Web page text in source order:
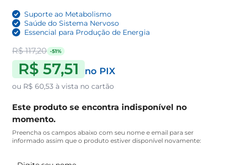
Suporte ao Metabolismo
Saúde do Sistema Nervoso
Essencial para Produção de Energia
R$ 117,20 -51%
R$ 57,51 no PIX
ou R$ 60,53 à vista no cartão
Este produto se encontra indisponível no
momento.
Preencha os campos abaixo com seu nome e email para ser
informado assim que o produto estiver disponível novamente: